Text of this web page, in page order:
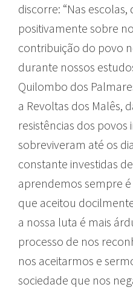
discorre: “Nas
positivamente sobre
contribuição do povo
durante nossos
Quilombo dos
a Revoltas dos Malês,
resistências dos povos
sobreviveram até os
constante investidas
aprendemos sempre
que aceitou
a nossa luta é mais
processo de nos
nos aceitarmos e
sociedade que nos